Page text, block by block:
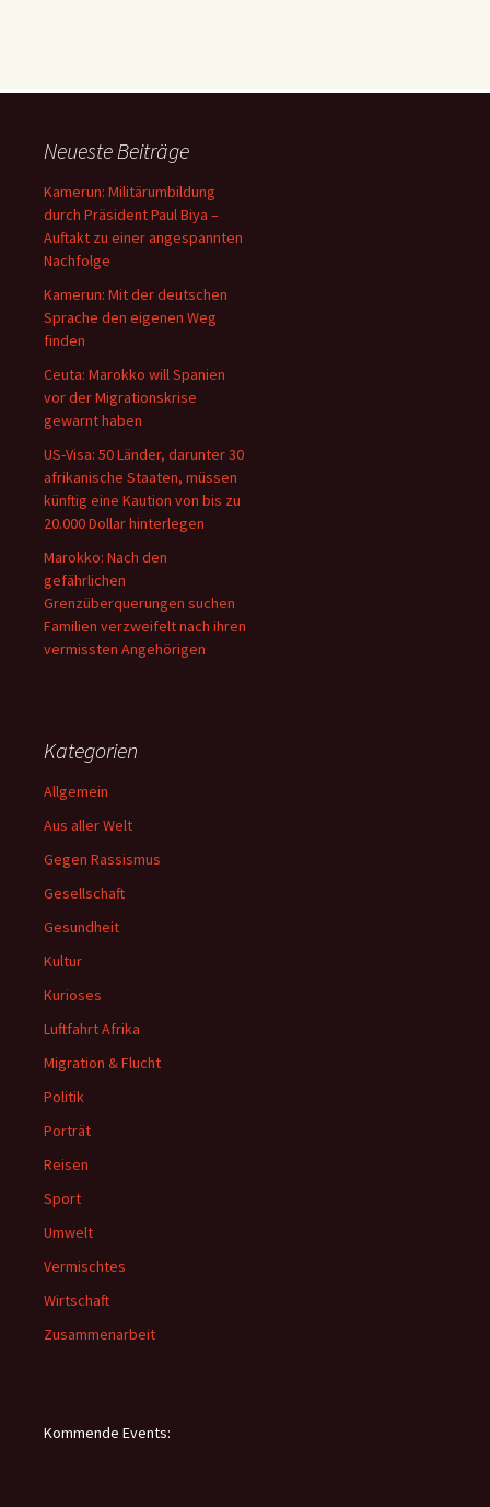
Neueste Beiträge
Kamerun: Militärumbildung
durch Präsident Paul Biya –
Auftakt zu einer angespannten
Nachfolge
Kamerun: Mit der deutschen
Sprache den eigenen Weg
finden
Ceuta: Marokko will Spanien
vor der Migrationskrise
gewarnt haben
US-Visa: 50 Länder, darunter 30
afrikanische Staaten, müssen
künftig eine Kaution von bis zu
20.000 Dollar hinterlegen
Marokko: Nach den
gefährlichen
Grenzüberquerungen suchen
Familien verzweifelt nach ihren
vermissten Angehörigen
Kategorien
Allgemein
Aus aller Welt
Gegen Rassismus
Gesellschaft
Gesundheit
Kultur
Kurioses
Luftfahrt Afrika
Migration & Flucht
Politik
Porträt
Reisen
Sport
Umwelt
Vermischtes
Wirtschaft
Zusammenarbeit
Kommende Events: